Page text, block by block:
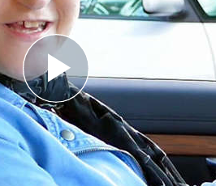
Play